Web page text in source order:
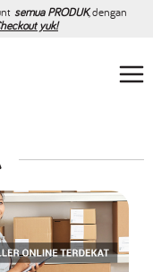
semua PRODUK, dengan
yuk!